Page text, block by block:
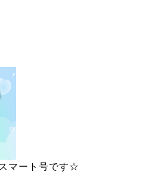
マート号です☆